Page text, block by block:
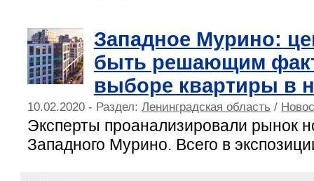
Западное Мурино:
быть решающим
выборе квартиры в
10.02.2020 - Раздел:Ленинградская область /
Эксперты проанализировали рынок
Западного Мурино. Всего в